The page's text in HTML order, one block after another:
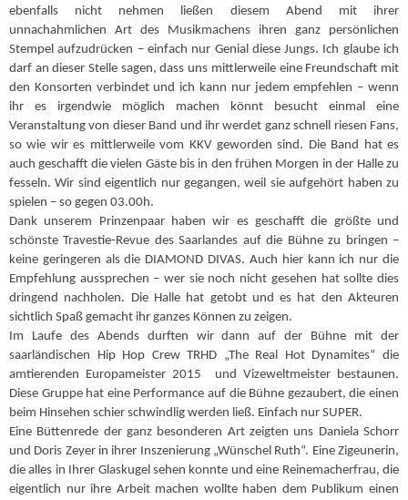
ebenfalls nicht nehmen ließen diesem Abend mit ihrer
unnachahmlichen Art des Musikmachens ihren ganz persönlichen
Stempel aufzudrücken – einfach nur Genial diese Jungs. Ich glaube ich
darf an dieser Stelle sagen, dass uns mittlerweile eine Freundschaft mit
den Konsorten verbindet und ich kann nur jedem empfehlen – wenn
ihr es irgendwie möglich machen könnt besucht einmal eine
Veranstaltung von dieser Band und ihr werdet ganz schnell riesen Fans,
so wie wir es mittlerweile vom KKV geworden sind. Die Band hat es
auch geschafft die vielen Gäste bis in den frühen Morgen in der Halle zu
fesseln. Wir sind eigentlich nur gegangen, weil sie aufgehört haben zu
spielen – so gegen 03.00h.
Dank unserem Prinzenpaar haben wir es geschafft die größte und
schönste Travestie-Revue des Saarlandes auf die Bühne zu bringen –
keine geringeren als die DIAMOND DIVAS. Auch hier kann ich nur die
Empfehlung aussprechen – wer sie noch nicht gesehen hat sollte dies
dringend nachholen. Die Halle hat getobt und es hat den Akteuren
sichtlich Spaß gemacht ihr ganzes Können zu zeigen.
Im Laufe des Abends durften wir dann auf der Bühne mit der
saarländischen Hip Hop Crew TRHD „The Real Hot Dynamites“ die
amtierenden Europameister 2015 und Vizeweltmeister bestaunen.
Diese Gruppe hat eine Performance auf die Bühne gezaubert, die einen
beim Hinsehen schier schwindlig werden ließ. Einfach nur SUPER.
Eine Büttenrede der ganz besonderen Art zeigten uns Daniela Schorr
und Doris Zeyer in ihrer Inszenierung „Wünschel Ruth“. Eine Zigeunerin,
die alles in Ihrer Glaskugel sehen konnte und eine Reinemacherfrau, die
eigentlich nur ihre Arbeit machen wollte haben dem Publikum einen